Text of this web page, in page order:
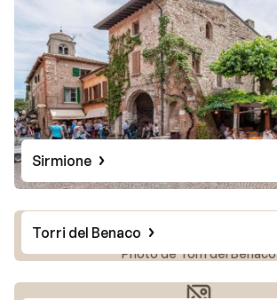
Sirmione
Photo de Torri del Benaco
Torri del Benaco